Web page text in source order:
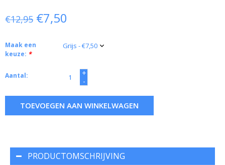
€12,95 €7,50
Maak een
keuze: *
Aantal:
+
-
TOEVOEGEN AAN WINKELWAGEN
PRODUCTOMSCHRIJVING